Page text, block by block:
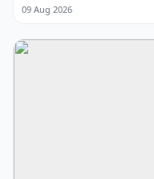
09 Aug 2026